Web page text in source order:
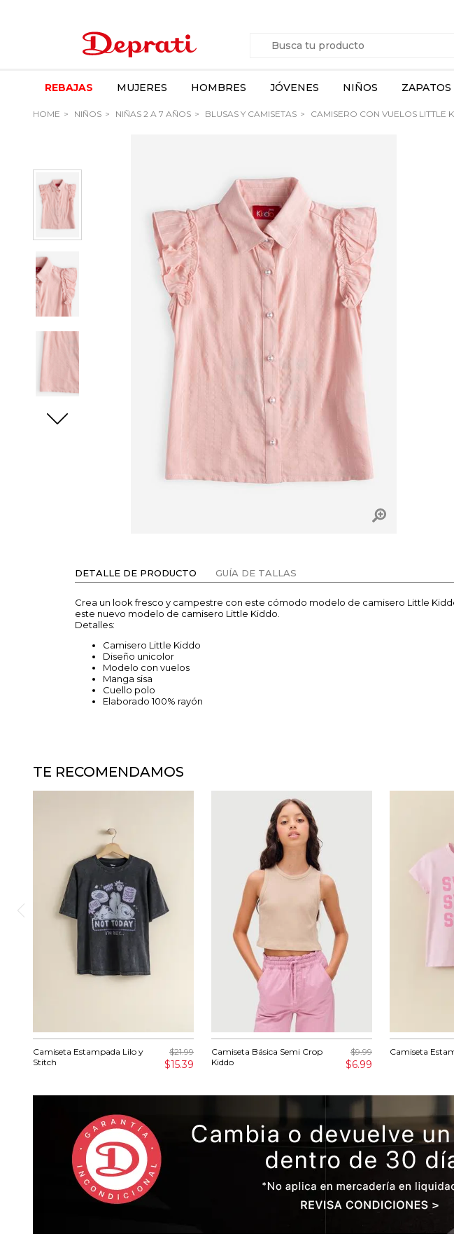
REBAJAS MUJERES HOMBRES JÓVENES NIÑOS ZAPATOS
HOME NIÑOS NIÑAS 2 A 7 AÑOS BLUSAS Y CAMISETAS CAMISERO CON VUELOS LITTLE
DETALLE DE PRODUCTO GUÍA DE TALLAS
Crea un look fresco y campestre con este cómodo modelo de camisero Little
este nuevo modelo de camisero Little Kiddo.
Detalles:
Camisero Little Kiddo
Diseño unicolor
Modelo con vuelos
Manga sisa
Cuello polo
Elaborado 100% rayón
TE RECOMENDAMOS
Camiseta Estampada Lilo y
Stitch
$21.99
$15.39
Camiseta Básica Semi Crop
Kiddo
$9.99
$6.99
Camiseta